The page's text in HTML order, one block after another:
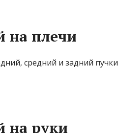
на плечи
средний и задний пучки
на руки